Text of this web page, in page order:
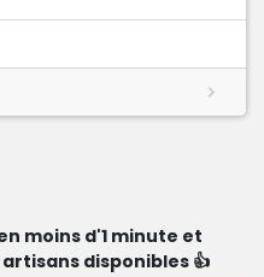
moins d'1 minute et
disponibles 👍